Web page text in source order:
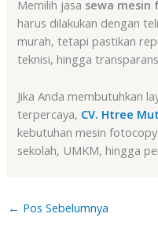
Memilih jasa sewa
harus dilakukan dengan
murah, tetapi pastikan
teknisi, hingga
Jika Anda membutuhkan
terpercaya, CV. Htree
kebutuhan mesin
sekolah, UMKM, hingga
← Pos Sebelumnya